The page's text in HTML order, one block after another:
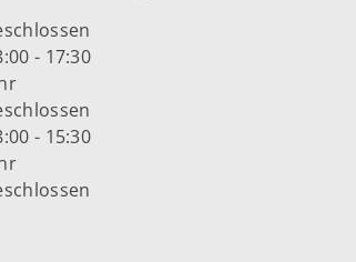
- 17:30
- 15:30